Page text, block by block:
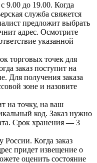
9.00 до 19.00. Когда
служба свяжется
предложит выбрать
адрес. Осмотрите
указанной
торговых точек для
заказ поступит на
Для получения заказа
зоне и назовите
на точку, на ваш
код. Заказ нужно
Срок хранения — 3
России. Когда заказ
придет извещение о
оценить состояние